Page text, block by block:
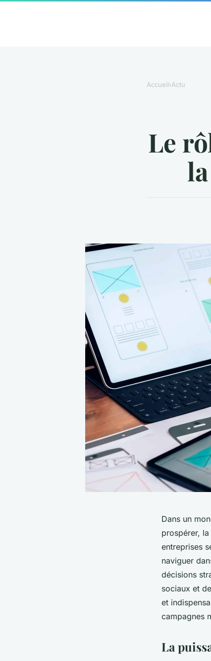
Accueil›Actu
Le
Dans un
prospérer,
entreprises
naviguer
décisions
sociaux et
et
campagnes
La